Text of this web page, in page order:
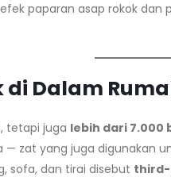
paparan asap rokok
di Dalam
tetapi juga lebih dari 7.000
zat yang juga digunakan
sofa, dan tirai disebut third-